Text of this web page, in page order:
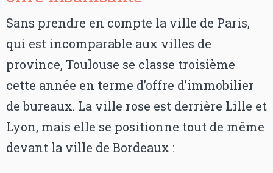
Sans prendre en compte la ville de Paris,
qui est incomparable aux villes de
province, Toulouse se classe troisième
cette année en terme d’offre d’immobilier
de bureaux. La ville rose est derrière Lille et
Lyon, mais elle se positionne tout de même
devant la ville de Bordeaux :